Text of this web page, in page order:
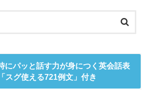
にパッと話す力が身につく英会話表
スグ使える721例文」付き